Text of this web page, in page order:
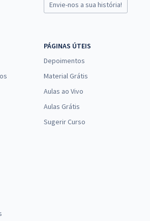
ComprarEnvie-nos a sua história!
PÁGINAS ÚTEIS
Depoimentos
Material Grátis
Aulas ao Vivo
Aulas Grátis
Sugerir Curso